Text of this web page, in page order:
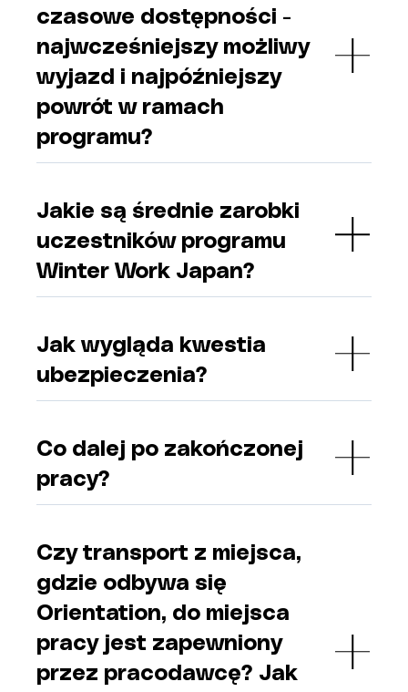
czasowe dostępności -
najwcześniejszy możliwy
wyjazd i najpóźniejszy
powrót w ramach
programu?
Jakie są średnie zarobki
uczestników programu
Winter Work Japan?
Jak wygląda kwestia
ubezpieczenia?
Co dalej po zakończonej
pracy?
Czy transport z miejsca,
gdzie odbywa się
Orientation, do miejsca
pracy jest zapewniony
przez pracodawcę? Jak